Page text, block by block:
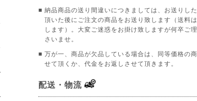
■ 納品商品の送り間違いにつきましては、お送りし
頂いた後にご注文の商品をお送り致します（送料
します）。大変ご迷惑をお掛け致しますが何卒ご
さいませ。
■ 万が一、商品が欠品している場合は、同等価格の
せて頂くか、代金をお返しさせて頂きます。
配送・物流